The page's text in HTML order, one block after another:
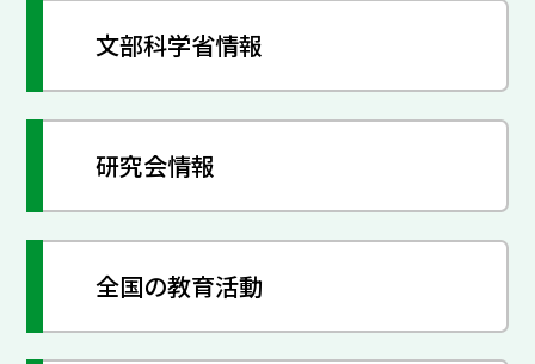
文部科学省情報
研究会情報
全国の教育活動